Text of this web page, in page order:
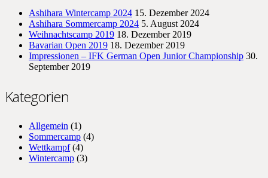
Ashihara Wintercamp 2024 15. Dezember 2024
Ashihara Sommercamp 2024 5. August 2024
Weihnachtscamp 2019 18. Dezember 2019
Bavarian Open 2019 18. Dezember 2019
Impressionen – IFK German Open Junior Championship 30.
September 2019
Kategorien
Allgemein (1)
Sommercamp (4)
Wettkampf(4)
Wintercamp (3)